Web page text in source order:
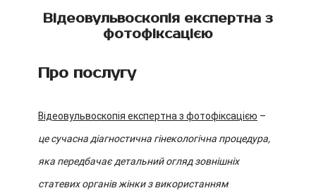
Відеовульвоскопія експертна з
фотофіксацією
Про послугу
Відеовульвоскопія експертна з фотофіксацією –
це сучасна діагностична гінекологічна процедура,
яка передбачає детальний огляд зовнішніх
статевих органів жінки з використанням